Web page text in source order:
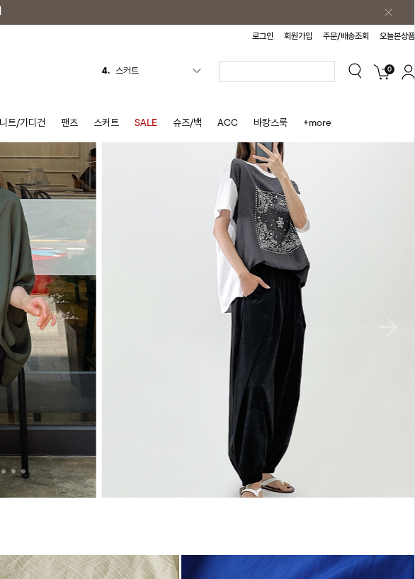
로그인 회원가입 주문/배송조회 오늘본상품
5. 반바지
7.
0
니트/가디건 팬츠 스커트 SALE 슈즈/백 ACC 바캉스룩 +more